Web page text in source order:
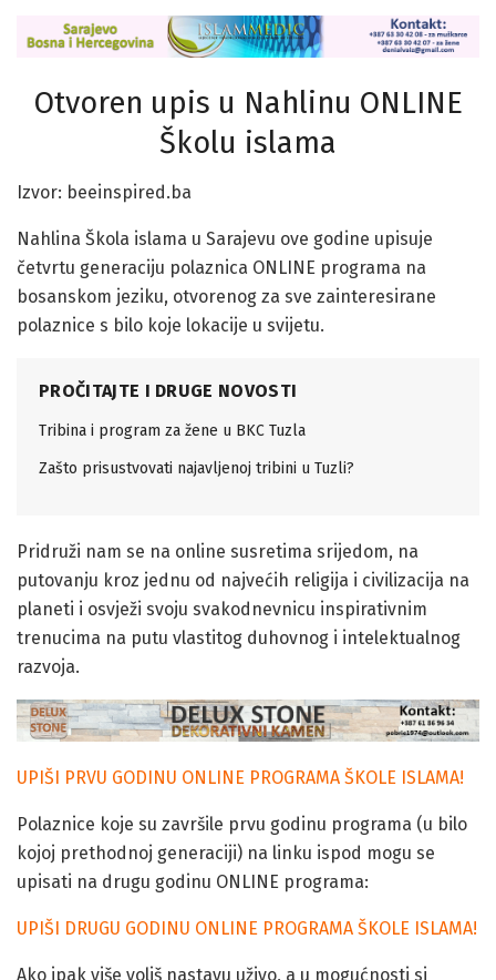
Otvoren upis u Nahlinu ONLINE
Školu islama
Izvor: beeinspired.ba
Nahlina Škola islama u Sarajevu ove godine upisuje
četvrtu generaciju polaznica ONLINE programa na
bosanskom jeziku, otvorenog za sve zainteresirane
polaznice s bilo koje lokacije u svijetu.
PROČITAJTE I DRUGE NOVOSTI
Tribina i program za žene u BKC Tuzla
Zašto prisustvovati najavljenoj tribini u Tuzli?
Pridruži nam se na online susretima srijedom, na
putovanju kroz jednu od najvećih religija i civilizacija na
planeti i osvježi svoju svakodnevnicu inspirativnim
trenucima na putu vlastitog duhovnog i intelektualnog
razvoja.
UPIŠI PRVU GODINU ONLINE PROGRAMA ŠKOLE ISLAMA!
Polaznice koje su završile prvu godinu programa (u bilo
kojoj prethodnoj generaciji) na linku ispod mogu se
upisati na drugu godinu ONLINE programa:
UPIŠI DRUGU GODINU ONLINE PROGRAMA ŠKOLE ISLAMA!
Ako ipak više voliš nastavu uživo, a u mogućnosti si